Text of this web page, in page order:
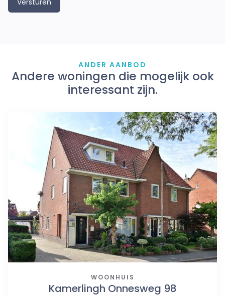
ANDER AANBOD
Andere woningen die mogelijk ook
interessant zijn.
WOONHUIS
Kamerlingh Onnesweg 98